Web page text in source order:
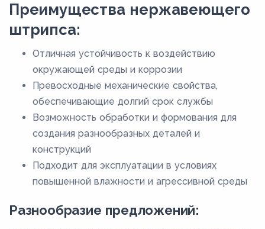
Преимущества нержавеющего
штрипса:
Отличная устойчивость к воздействию
окружающей среды и коррозии
Превосходные механические свойства,
обеспечивающие долгий срок службы
Возможность обработки и формования для
создания разнообразных деталей и
конструкций
Подходит для эксплуатации в условиях
повышенной влажности и агрессивной среды
Разнообразие предложений: